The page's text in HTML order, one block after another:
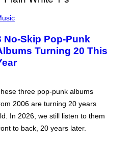
No-Skip Pop-Punk
Turning 20 This
three pop-punk albums
2006 are turning 20 years
In 2026, we still listen to them
to back, 20 years later.